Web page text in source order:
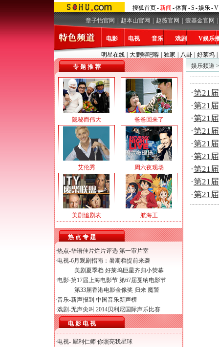
搜狐首页-新闻 -体育-S -娱乐-V
章子怡官网
赵本山官网 赵薇官网 壹基金官网
电影 电视 音乐 戏剧 V娱乐
明星在线 大鹏嘚吧嘚 独家 八卦 好莱坞
专 题 推 荐
隐秘而伟大 爸爸回来了
艾伦秀 周六夜现场
美剧追剧表 航海王
热 点 专 题
·热点-华语佳片烂片评选 第一审片室
·电视-6月观剧指南：暑期档提前来袭
美剧夏季档 好莱坞巨星齐归小荧幕
·电影-第17届上海电影节 第67届戛纳电影节
第33届香港电影金像奖 归来 魔警
·音乐-新声报到 中国音乐新声榜
·戏剧-无声尖叫 2014贝利尼国际声乐比赛
电 影 电 视
·电视- 犀利仁师 你照亮我星球
娱乐频道
·第21
·第21
·第21
·第21
·第21
·第21
·第21
·第21
·第21